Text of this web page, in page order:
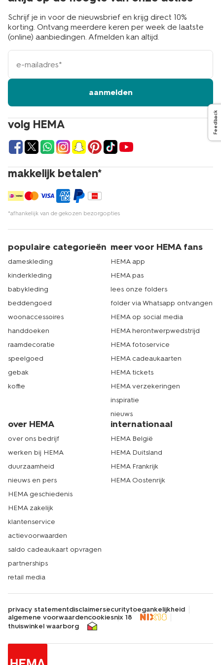
volg HEMA
makkelijk betalen*
*afhankelijk van de gekozen bezorgopties
Schrijf je in voor de nieuwsbrief en krijg direct 10%
korting. Ontvang meerdere keren per week de laatste
(online) aanbiedingen. Afmelden kan altijd.
e-
mailadres
aanmelden
populaire categorieën
dameskleding
kinderkleding
babykleding
beddengoed
woonaccessoires
handdoeken
raamdecoratie
speelgoed
gebak
koffie
meer voor HEMA fans
HEMA app
HEMA pas
lees onze folders
folder via Whatsapp ontvangen
HEMA op social media
HEMA herontwerpwedstrijd
HEMA fotoservice
HEMA cadeaukaarten
HEMA tickets
HEMA verzekeringen
inspiratie
nieuws
over HEMA
over ons bedrijf
werken bij HEMA
duurzaamheid
nieuws en pers
HEMA geschiedenis
HEMA zakelijk
klantenservice
actievoorwaarden
saldo cadeaukaart opvragen
partnerships
retail media
internationaal
HEMA België
HEMA Duitsland
HEMA Frankrijk
HEMA Oostenrijk
privacy statementdisclaimersecuritytoegankelijkheid
algemene voorwaardencookiesnix 18
thuiswinkel waarborg
Feedback